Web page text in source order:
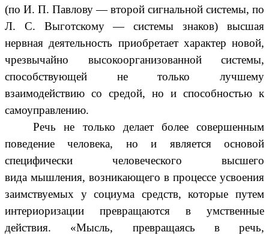
(по И. П. Павлову — второй сигнальной системы, по
Л. С. Выготскому — системы знаков) высшая
нервная деятельность приобретает характер новой,
чрезвычайно высокоорганизованной системы,
способствующей не только лучшему
взаимодействию со средой, но и способностью к
самоуправлению.
Речь не только делает более совершенным
поведение человека, но и является основой
специфически человеческого высшего
вида мышления, возникающего в процессе усвоения
заимствуемых у социума средств, которые путем
интериоризации превращаются в умственные
действия. «Мысль, превращаясь в речь,